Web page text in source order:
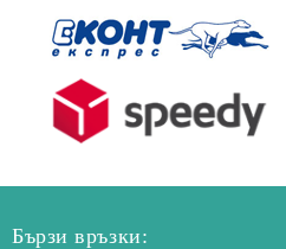
Бързи връзки: